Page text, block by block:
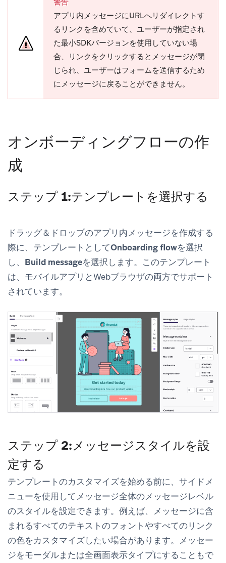
アプリ内メッセージにURLへリダイレクトす
るリンクを含めていて、ユーザーが指定され
た最小SDKバージョンを使用していない場
合、リンクをクリックするとメッセージが閉
じられ、ユーザーはフォームを送信するため
にメッセージに戻ることができません。
オンボーディングフローの作
成
ステップ 1:テンプレートを選択する
ドラッグ＆ドロップのアプリ内メッセージを作成する
際に、テンプレートとしてOnboarding flowを選択
し、 Build messageを選択します。このテンプレート
は、モバイルアプリとWebブラウザの両方でサポート
されています。
ステップ 2:メッセージスタイルを設
定する
テンプレートのカスタマイズを始める前に、サイドメ
ニューを使用してメッセージ全体のメッセージレベル
のスタイルを設定できます。例えば、メッセージに含
まれるすべてのテキストのフォントやすべてのリンク
の色をカスタマイズしたい場合があります。メッセー
ジをモーダルまたは全画面表示タイプにすることもで